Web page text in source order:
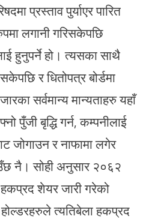
प्रस्ताव पुर्याएर पारित
लगानी गरिसकेपछि
हुनुपर्ने हो। त्यसका साथै
र धितोपत्र बोर्डमा
सर्वमान्य मान्यताहरु यहाँ
पुँजी बृद्धि गर्न, कम्पनीलाई
जोगाउन र नाफामा लगेर
नै। सोही अनुसार २०६२
शेयर जारी गरेको
त्यतिबेला हकप्रद